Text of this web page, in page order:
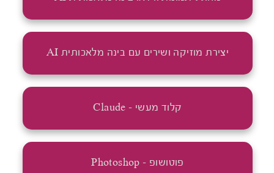
יצירת מוזיקה ושירים עם בינה מלאכותית AI
קלוד מעשי - Claude
פוטושופ - Photoshop